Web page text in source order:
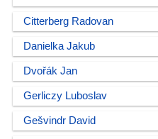
Citterberg Radovan
Danielka Jakub
Dvořák Jan
Gerliczy Luboslav
Gešvindr David